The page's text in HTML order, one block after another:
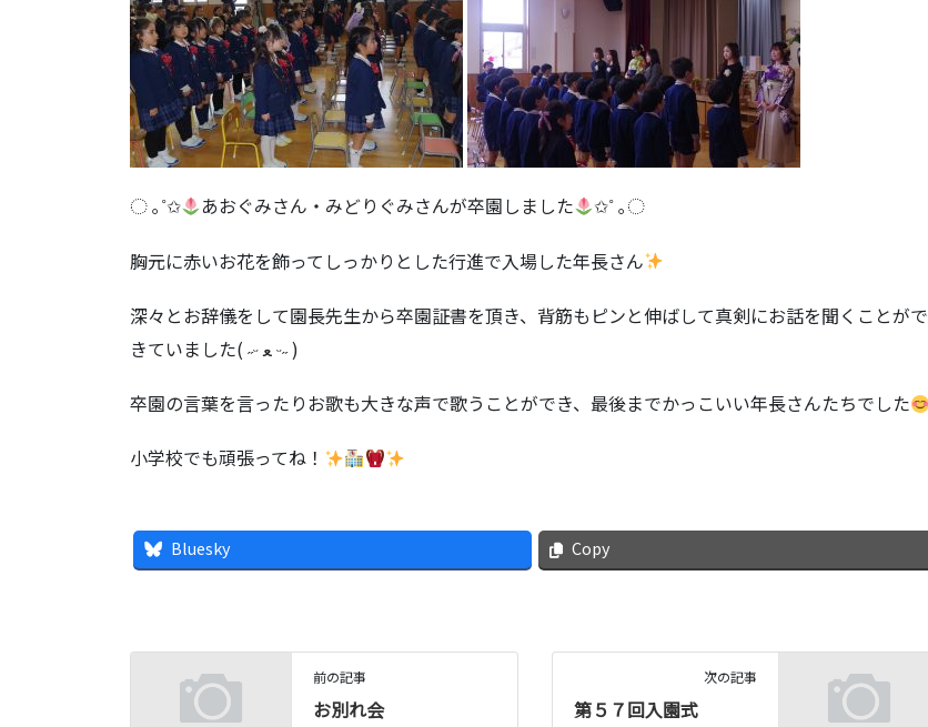
◌ ｡˚✩ あおぐみさん・みどりぐみさんが卒園しました ✩˚ ｡◌
胸元に赤いお花を飾ってしっかりとした行進で入場した年長さん
深々とお辞儀をして園長先生から卒園証書を頂き、背筋もピンと伸ばして真剣にお話を聞くことがで
きていました( ˶ᵕ ﻌ ᵕ˶︎ ︎)
卒園の言葉を言ったりお歌も大きな声で歌うことができ、最後までかっこいい年長さんたちでした
小学校でも頑張ってね！
Bluesky Copy
前の記事
お別れ会
次の記事
第５７回入園式